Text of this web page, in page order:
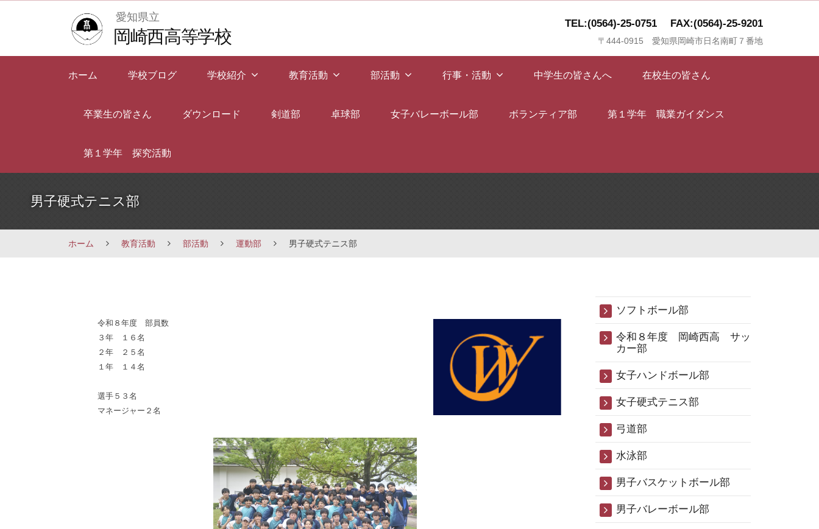
愛知県立
岡崎西高等学校
TEL:(0564)-25-0751 FAX:(0564)-25-9201
〒444-0915 愛知県岡崎市日名南町７番地
ホーム 学校ブログ 学校紹介 教育活動 部活動 行事・活動 中学生の皆さんへ 在校生の皆さん
卒業生の皆さん ダウンロード 剣道部 卓球部 女子バレーボール部 ボランティア部 第１学年 職業ガイダンス
第１学年 探究活動
男子硬式テニス部
ホーム 教育活動 部活動 運動部 男子硬式テニス部
令和８年度 部員数
３年 １６名
２年 ２５名
１年 １４名
選手５３名
マネージャー２名
ソフトボール部
令和８年度 岡崎西高 サッ
カー部
女子ハンドボール部
女子硬式テニス部
弓道部
水泳部
男子バスケットボール部
男子バレーボール部